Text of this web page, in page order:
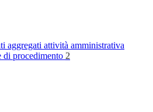
aggregati attività amministrativa
di procedimento 2